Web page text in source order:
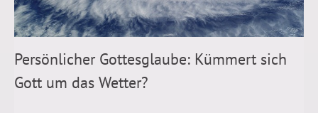
Persönlicher Gottesglaube: Kümmert sich
Gott um das Wetter?